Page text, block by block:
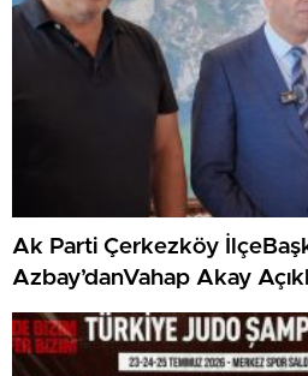
Ak Parti Çerkezköy
Azbay’danVahap Akay